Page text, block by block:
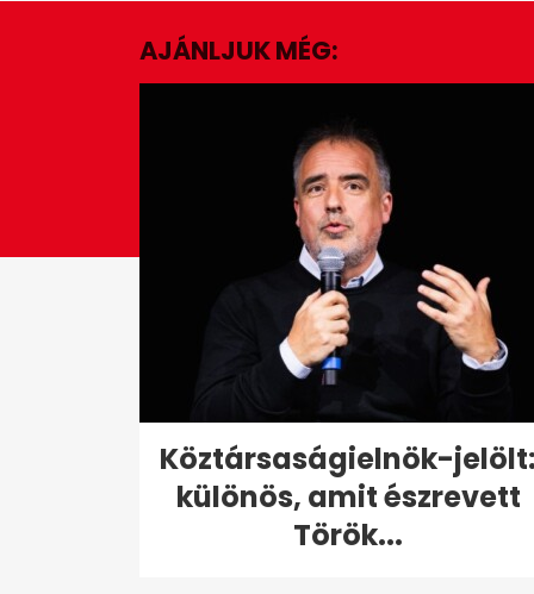
1
39
secondsVolume
0%
AJÁNLJUK MÉG:
Köztársaságielnök-jelölt:
különös, amit észrevett
Török...